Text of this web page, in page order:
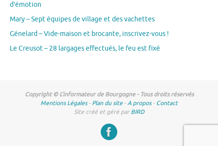
d’émotion
Mary – Sept équipes de village et des vachettes
Génelard – Vide-maison et brocante, inscrivez-vous !
Le Creusot – 28 largages effectués, le feu est fixé
Copyright © L'informateur de Bourgogne - Tous droits réservés
Mentions Légales- Plan du site -A propos- Contact
Site créé et géré parBIRD